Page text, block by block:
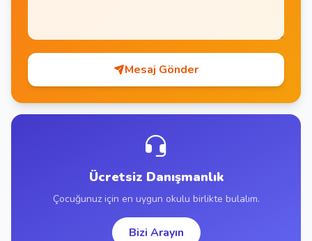
Mesaj Gönder
Ücretsiz Danışmanlık
Çocuğunuz için en uygun okulu birlikte bulalım.
Bizi Arayın